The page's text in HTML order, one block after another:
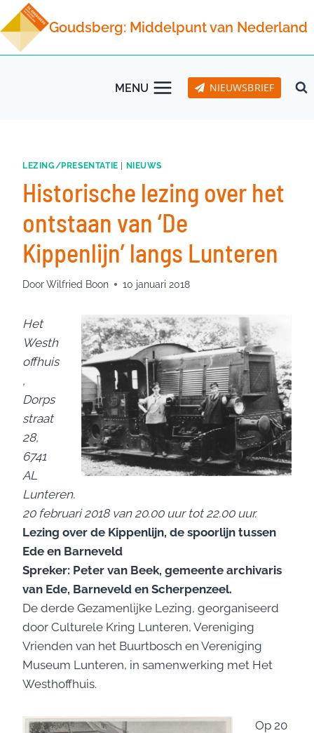
Doorgaan
naar
inhoud
Goudsberg: Middelpunt van Nederland
MENU NIEUWSBRIEF
LEZING/PRESENTATIE NIEUWS
Historische lezing over het
ontstaan van ‘De
Kippenlijn’ langs Lunteren
DoorWilfried Boon 10 januari 2018
Het
Westh
offhuis
,
Dorps
straat
28,
6741
AL
Lunteren.
20 februari 2018 van 20.00 uur tot 22.00 uur.
Lezing over de Kippenlijn, de spoorlijn tussen
Ede en Barneveld
Spreker: Peter van Beek, gemeente archivaris
van Ede, Barneveld en Scherpenzeel.
De derde Gezamenlijke Lezing, georganiseerd
door Culturele Kring Lunteren, Vereniging
Vrienden van het Buurtbosch en Vereniging
Museum Lunteren, in samenwerking met Het
Westhoffhuis.
Op 20